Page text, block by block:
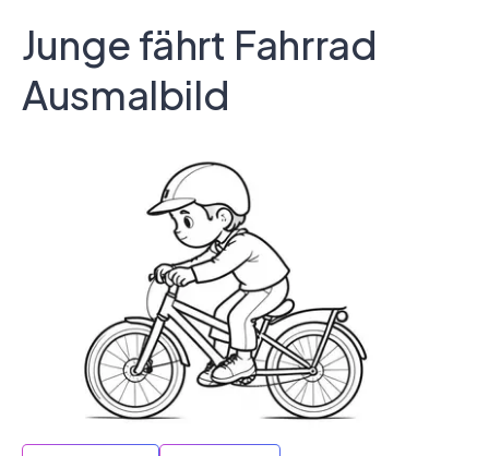
Junge fährt Fahrrad
Ausmalbild